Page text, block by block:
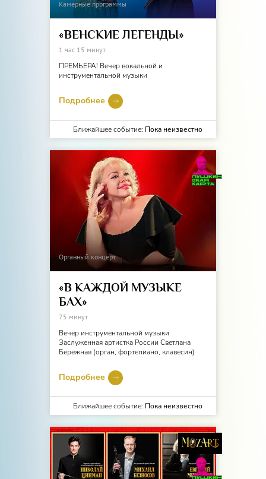
Камерные программы
«ВЕНСКИЕ ЛЕГЕНДЫ»
1 час 15 минут
ПРЕМЬЕРА! Вечер вокальной и
инструментальной музыки
Подробнее
Ближайшее событие: Пока неизвестно
Органный концерт
«В КАЖДОЙ МУЗЫКЕ
БАХ»
75 минут
Вечер инструментальной музыки
Заслуженная артистка России Светлана
Бережная (орган, фортепиано, клавесин)
Подробнее
Ближайшее событие: Пока неизвестно